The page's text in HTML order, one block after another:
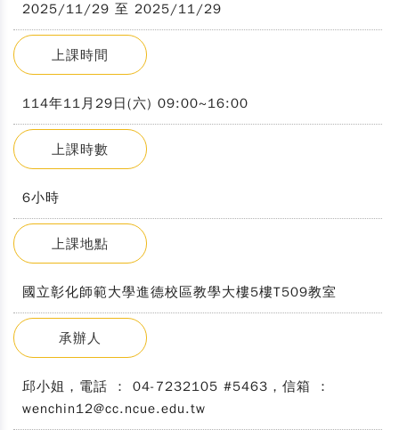
2025/11/29 至 2025/11/29
上課時間
114年11月29日(六) 09:00~16:00
上課時數
6小時
上課地點
國立彰化師範大學進德校區教學大樓5樓T509教室
承辦人
邱小姐，電話 ： 04-7232105 #5463，信箱 ：
wenchin12@cc.ncue.edu.tw